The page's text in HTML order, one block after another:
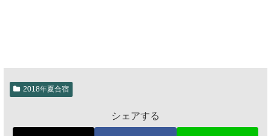
2018年夏合宿
シェアする